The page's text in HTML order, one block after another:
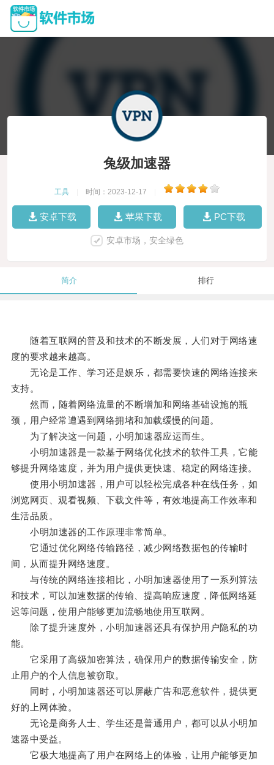
兔级加速器
工具 时间：2023-12-17
安卓下载 苹果下载 PC下载
安卓市场，安全绿色
简介 排行
随着互联网的普及和技术的不断发展，人们对于网络速
度的要求越来越高。
无论是工作、学习还是娱乐，都需要快速的网络连接来
支持。
然而，随着网络流量的不断增加和网络基础设施的瓶
颈，用户经常遭遇到网络拥堵和加载缓慢的问题。
为了解决这一问题，小明加速器应运而生。
小明加速器是一款基于网络优化技术的软件工具，它能
够提升网络速度，并为用户提供更快速、稳定的网络连接。
使用小明加速器，用户可以轻松完成各种在线任务，如
浏览网页、观看视频、下载文件等，有效地提高工作效率和
生活品质。
小明加速器的工作原理非常简单。
它通过优化网络传输路径，减少网络数据包的传输时
间，从而提升网络速度。
与传统的网络连接相比，小明加速器使用了一系列算法
和技术，可以加速数据的传输、提高响应速度，降低网络延
迟等问题，使用户能够更加流畅地使用互联网。
除了提升速度外，小明加速器还具有保护用户隐私的功
能。
它采用了高级加密算法，确保用户的数据传输安全，防
止用户的个人信息被窃取。
同时，小明加速器还可以屏蔽广告和恶意软件，提供更
好的上网体验。
无论是商务人士、学生还是普通用户，都可以从小明加
速器中受益。
它极大地提高了用户在网络上的体验，让用户能够更加